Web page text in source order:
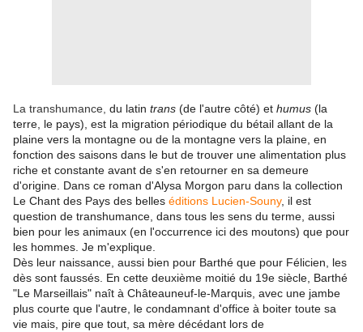
La transhumance, du latin trans (de l'autre côté) et humus (la
terre, le pays), est la migration périodique du bétail allant de la
plaine vers la montagne ou de la montagne vers la plaine, en
fonction des saisons dans le but de trouver une alimentation plus
riche et constante avant de s'en retourner en sa demeure
d'origine. Dans ce roman d'Alysa Morgon paru dans la collection
Le Chant des Pays des belles éditions Lucien-Souny, il est
question de transhumance, dans tous les sens du terme, aussi
bien pour les animaux (en l'occurrence ici des moutons) que pour
les hommes. Je m'explique.
Dès leur naissance, aussi bien pour Barthé que pour Félicien, les
dès sont faussés. En cette deuxième moitié du 19e siècle, Barthé
"Le Marseillais" naît à Châteauneuf-le-Marquis, avec une jambe
plus courte que l'autre, le condamnant d'office à boiter toute sa
vie mais, pire que tout, sa mère décédant lors de